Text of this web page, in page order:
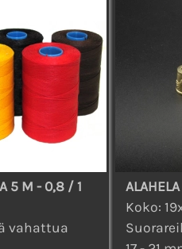
5 M - 0,8 / 1
vahattua
Koko: